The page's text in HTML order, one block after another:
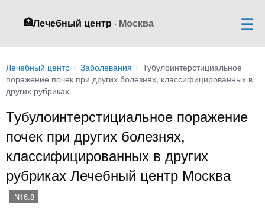
🏥Лечебный центр · Москва
Лечебный центр › Заболевания › Тубулоинтерстициальное
поражение почек при других болезнях, классифицированных в
других рубриках
Тубулоинтерстициальное поражение
почек при других болезнях,
классифицированных в других
рубриках Лечебный центр Москва
N16.8